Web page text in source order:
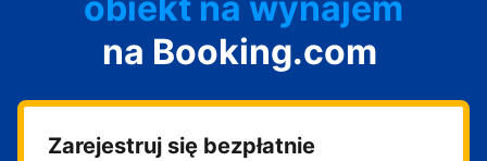
wakacyjny
pensjonat
obiekt B&B
na Booking.com
Zarejestruj się bezpłatnie